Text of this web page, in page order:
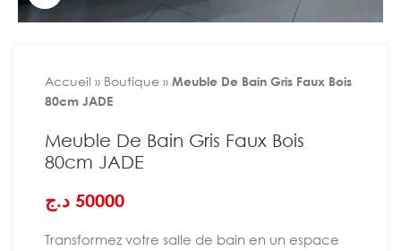
Accueil » Boutique » Meuble De Bain Gris Faux Bois
80cm JADE
Meuble De Bain Gris Faux Bois
80cm JADE
50000 د.ج
Transformez votre salle de bain en un espace